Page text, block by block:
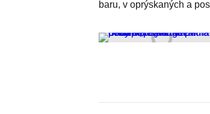
baru, v oprýskaných a